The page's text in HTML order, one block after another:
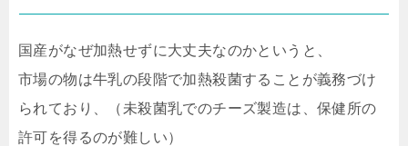
国産がなぜ加熱せずに大丈夫なのかというと、
市場の物は牛乳の段階で加熱殺菌することが義務づけ
られており、（未殺菌乳でのチーズ製造は、保健所の
許可を得るのが難しい）